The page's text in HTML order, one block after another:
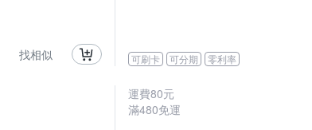
找相似 可刷卡 可分期 零利率
運費80元
滿480免運